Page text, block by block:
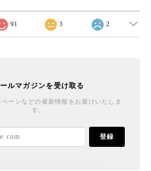
91 3 2
ルマガジンを受け取る
ーンなどの最新情報をお届けいたしま
す。
登録